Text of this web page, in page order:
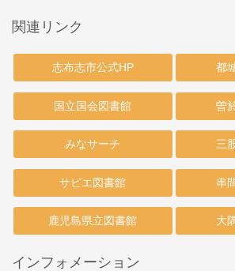
関連リンク
志布志市公式HP
国立国会図書館
みなサーチ
サピエ図書館
鹿児島県立図書館
都
曽
三
串
大
インフォメーション